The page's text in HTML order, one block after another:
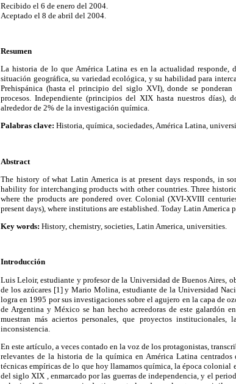
Recibido el 6 de enero del 2004.
Aceptado el 8 de abril del 2004.
Resumen
La historia de lo que América Latina es en la actualidad responde,
situación geográfica, su variedad ecológica, y su habilidad para
Prehispánica (hasta el principio del siglo XVI), donde se
procesos. Independiente (principios del XIX hasta nuestros días),
alrededor de 2% de la investigación química.
Palabras clave: Historia, química, sociedades, América Latina,
Abstract
The history of what Latin America is at present days responds, in
hability for interchanging products with other countries. Three
where the products are pondered over. Colonial (XVI-XVIII
present days), where institutions are established. Today Latin America
Key words: History, chemistry, societies, Latin America, universities.
Introducción
Luis Leloir, estudiante y profesor de la Universidad de Buenos Aires,
de los azúcares [1] y Mario Molina, estudiante de la Universidad
logra en 1995 por sus investigaciones sobre el agujero en la capa de
de Argentina y México se han hecho acreedoras de este galardón
muestran más aciertos personales, que proyectos
inconsistencia.
En este artículo, a veces contado en la voz de los protagonistas,
relevantes de la historia de la química en América Latina
técnicas empíricas de lo que hoy llamamos química, la época
del siglo XIX , enmarcado por las guerras de independencia, y el